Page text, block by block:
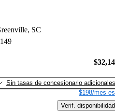
SC
Sin tasas de concesionario adicionales
$198/mes
Verif. disponibilidad